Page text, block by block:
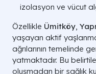
izolasyon ve vücut
Özellikle Ümitköy,
yaşayan aktif
ağrılarının temelinde
yatmaktadır. Bu
oluşmadan bir sağlık